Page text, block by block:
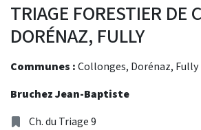
TRIAGE FORESTIER DE
DORÉNAZ, FULLY
Communes :Collonges, Dorénaz, Fully
Bruchez Jean-Baptiste
Address
Ch. du Triage 9